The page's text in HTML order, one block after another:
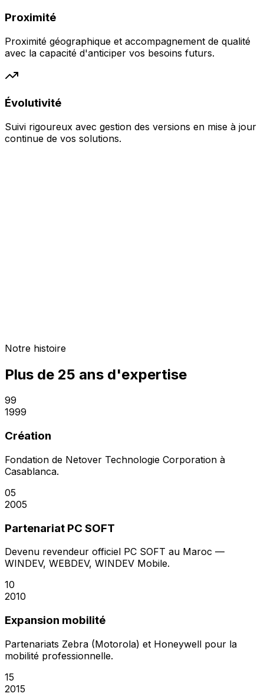
Proximité
Proximité géographique et accompagnement de qualité
avec la capacité d'anticiper vos besoins futurs.
Évolutivité
Suivi rigoureux avec gestion des versions en mise à jour
continue de vos solutions.
Notre histoire
Plus de 25 ans d'expertise
99
1999
Création
Fondation de Netover Technologie Corporation à
Casablanca.
05
2005
Partenariat PC SOFT
Devenu revendeur officiel PC SOFT au Maroc —
WINDEV, WEBDEV, WINDEV Mobile.
10
2010
Expansion mobilité
Partenariats Zebra (Motorola) et Honeywell pour la
mobilité professionnelle.
15
2015